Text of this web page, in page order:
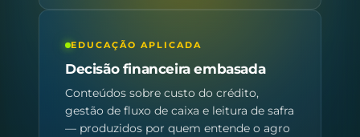
EDUCAÇÃO APLICADA
Decisão financeira embasada
Conteúdos sobre custo do crédito,
gestão de fluxo de caixa e leitura de safra
— produzidos por quem entende o agro